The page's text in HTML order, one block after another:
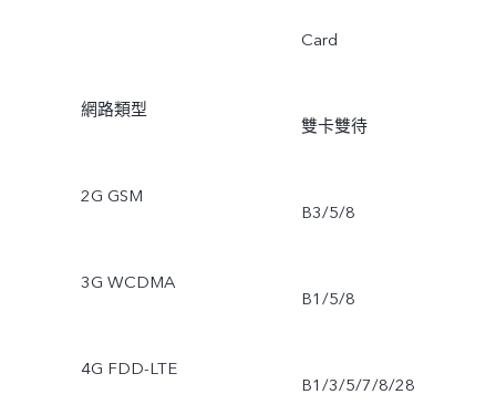
Card
網路類型
雙卡雙待
2G GSM
B3/5/8
3G WCDMA
B1/5/8
4G FDD-LTE
B1/3/5/7/8/28